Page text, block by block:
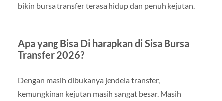
bikin bursa transfer terasa hidup dan penuh kejutan.
Apa yang Bisa Di harapkan di Sisa Bursa
Transfer 2026?
Dengan masih dibukanya jendela transfer,
kemungkinan kejutan masih sangat besar. Masih